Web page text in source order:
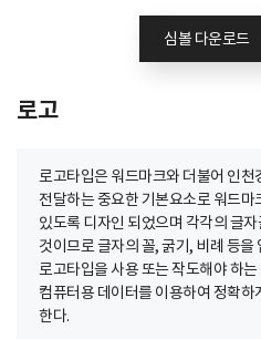
심볼 다운로드
로고
로고타입은 워드마크와 더불어 인
전달하는 중요한 기본요소로 워드마
있도록 디자인 되었으며 각각의 글
것이므로 글자의 꼴, 굵기, 비례 등
로고타입을 사용 또는 작도해야 하
컴퓨터용 데이터를 이용하여 정확
한다.